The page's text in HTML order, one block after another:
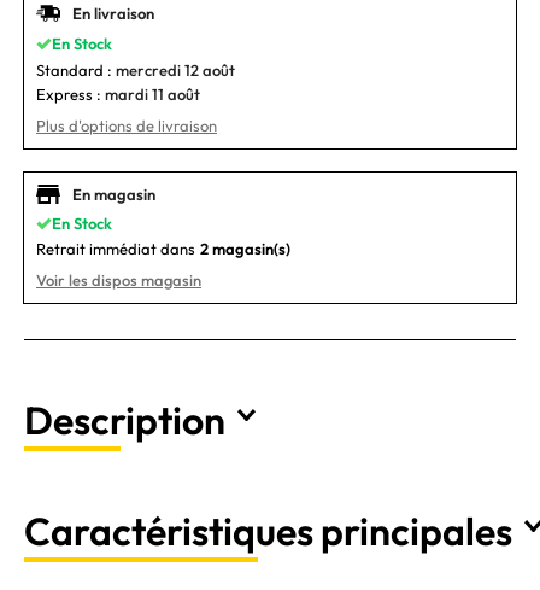
En livraison
En Stock
Standard : mercredi 12 août
Express : mardi 11 août
Plus d'options de livraison
En magasin
En Stock
Retrait immédiat dans 2 magasin(s)
Voir les dispos magasin
Description
Caractéristiques principales